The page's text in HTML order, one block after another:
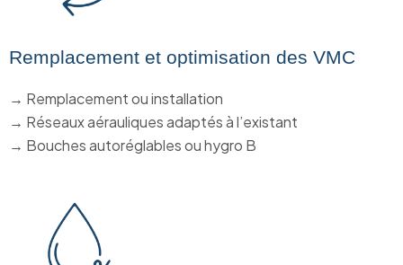
Remplacement et optimisation des VMC
→ Remplacement ou installation
→ Réseaux aérauliques adaptés à l’existant
→ Bouches autoréglables ou hygro B